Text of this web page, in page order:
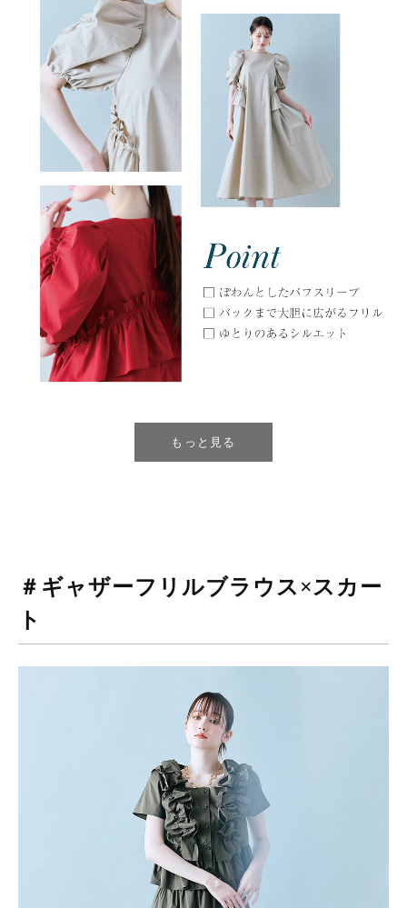
もっと見る
＃ギャザーフリルブラウス×スカー
ト